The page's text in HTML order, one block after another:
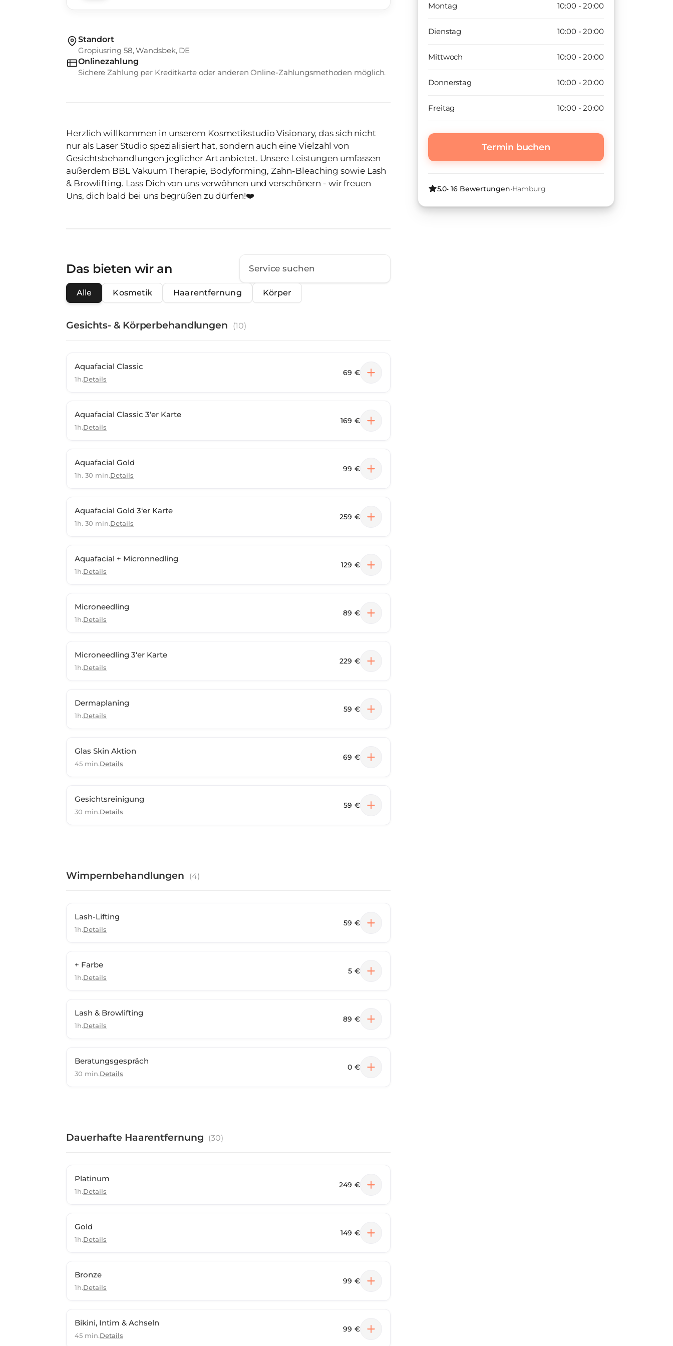
Standort
Gropiusring 58, Wandsbek, DE
Onlinezahlung
Sichere Zahlung per Kreditkarte oder anderen Online-Zahlungsmethoden möglich.
Herzlich willkommen in unserem Kosmetikstudio Visionary, das sich nicht
nur als Laser Studio spezialisiert hat, sondern auch eine Vielzahl von
Gesichtsbehandlungen jeglicher Art anbietet. Unsere Leistungen umfassen
außerdem BBL Vakuum Therapie, Bodyforming, Zahn-Bleaching sowie Lash
& Browlifting. Lass Dich von uns verwöhnen und verschönern - wir freuen
Uns, dich bald bei uns begrüßen zu dürfen!❤️
Das bieten wir an
Alle Kosmetik Haarentfernung Körper
Gesichts- & Körperbehandlungen (10)
Aquafacial Classic
1h.Details
69 €
Aquafacial Classic 3‘er Karte
1h.Details
169 €
Aquafacial Gold
1h. 30 min.Details
99 €
Aquafacial Gold 3‘er Karte
1h. 30 min.Details
259 €
Aquafacial + Micronnedling
1h.Details
129 €
Microneedling
1h.Details
89 €
Microneedling 3‘er Karte
1h.Details
229 €
Dermaplaning
1h.Details
59 €
Glas Skin Aktion
45 min.Details
69 €
Gesichtsreinigung
30 min.Details
59 €
Wimpernbehandlungen (4)
Lash-Lifting
1h.Details
59 €
+ Farbe
1h.Details
5 €
Lash & Browlifting
1h.Details
89 €
Beratungsgespräch
30 min.Details
0 €
Dauerhafte Haarentfernung (30)
Platinum
1h.Details
249 €
Gold
1h.Details
149 €
Bronze
1h.Details
99 €
Bikini, Intim & Achseln
45 min.Details
99 €
Montag 10:00 - 20:00
Dienstag 10:00 - 20:00
Mittwoch 10:00 - 20:00
Donnerstag 10:00 - 20:00
Freitag 10:00 - 20:00
Termin buchen
5.0•16Bewertungen•Hamburg